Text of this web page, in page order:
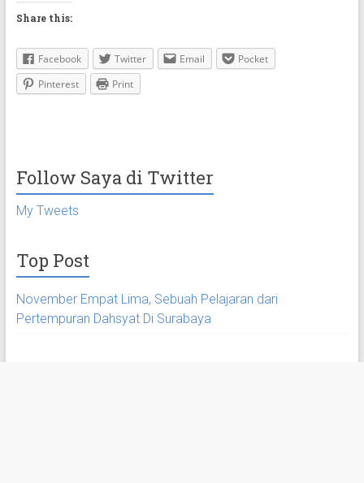
Share this:
Facebook Twitter Email
Pocket
Pinterest
Print
Follow Saya di Twitter
My Tweets
Top Post
November Empat Lima, Sebuah Pelajaran dari
Pertempuran Dahsyat Di Surabaya